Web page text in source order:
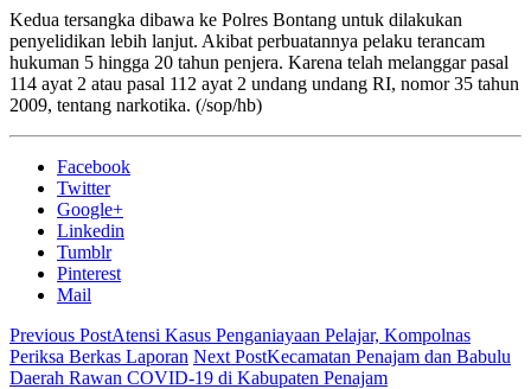
Kedua tersangka dibawa ke Polres Bontang untuk dilakukan
penyelidikan lebih lanjut. Akibat perbuatannya pelaku terancam
hukuman 5 hingga 20 tahun penjera. Karena telah melanggar pasal
114 ayat 2 atau pasal 112 ayat 2 undang undang RI, nomor 35 tahun
2009, tentang narkotika. (/sop/hb)
Facebook
Twitter
Google+
Linkedin
Tumblr
Pinterest
Mail
Previous PostAtensi Kasus Penganiayaan Pelajar, Kompolnas
Periksa Berkas Laporan Next PostKecamatan Penajam dan Babulu
Daerah Rawan COVID-19 di Kabupaten Penajam